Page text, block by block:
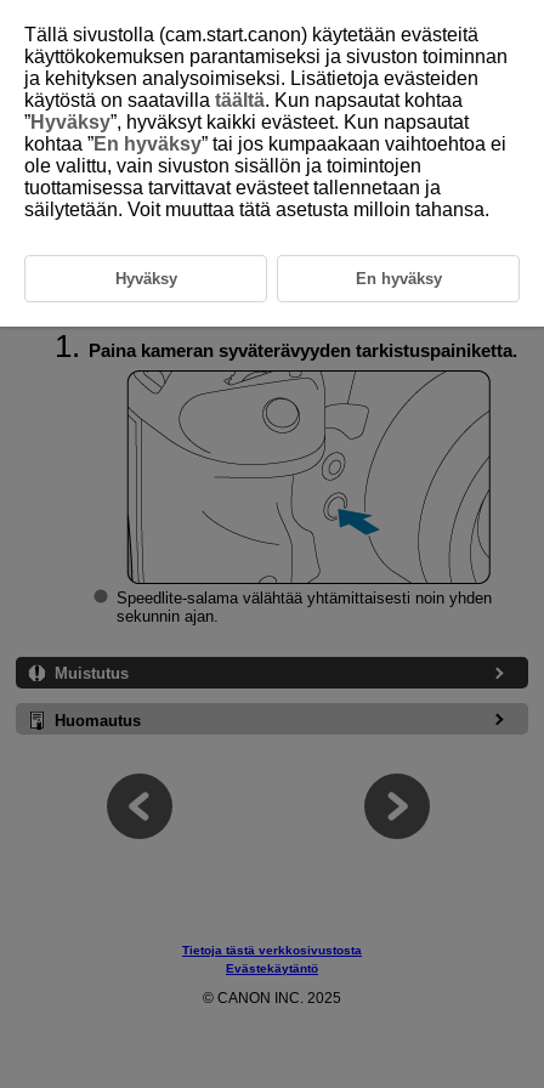
D393-028
Muotoilusalama
Kun painat kameran aukkopainiketta, salama välähtää jatkuvasti noin 1
Paina kameran syväterävyyden tarkistuspainiketta.
Speedlite-salama välähtää yhtämittaisesti noin yhden
sekunnin ajan.
Muistutus
Huomautus
Tietoja tästä verkkosivustosta
Evästekäytäntö
© CANON INC. 2025
Tällä sivustolla (cam.start.canon) käytetään evästeitä
käyttökokemuksen parantamiseksi ja sivuston toiminnan
ja kehityksen analysoimiseksi. Lisätietoja evästeiden
käytöstä on saatavilla täältä. Kun napsautat kohtaa
”Hyväksy”, hyväksyt kaikki evästeet. Kun napsautat
kohtaa ”En hyväksy” tai jos kumpaakaan vaihtoehtoa ei
ole valittu, vain sivuston sisällön ja toimintojen
tuottamisessa tarvittavat evästeet tallennetaan ja
säilytetään. Voit muuttaa tätä asetusta milloin tahansa.
Hyväksy En hyväksy